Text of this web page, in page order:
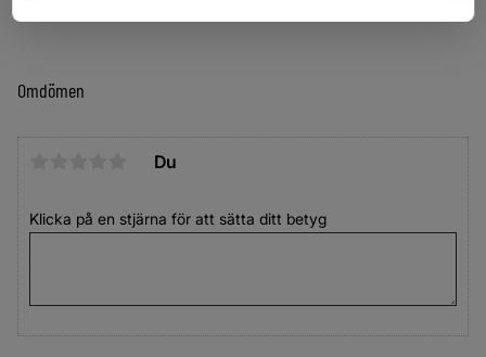
Omdömen
Du
Klicka på en stjärna för att sätta ditt betyg